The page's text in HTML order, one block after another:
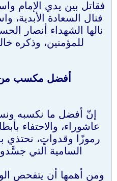
فقاتل بين يدي الإمام
فنال السعادة الأبدية،
نالها الشهداء أنصار
للمؤمنين، وذكره
أفضل مكسب من
إنّ أفضل ما نكسبه
عاشوراء، والاحتفاء
رموزًا وقدواتٍ، نحتذي
السامية التي
ومن أهمها أن يتفحص